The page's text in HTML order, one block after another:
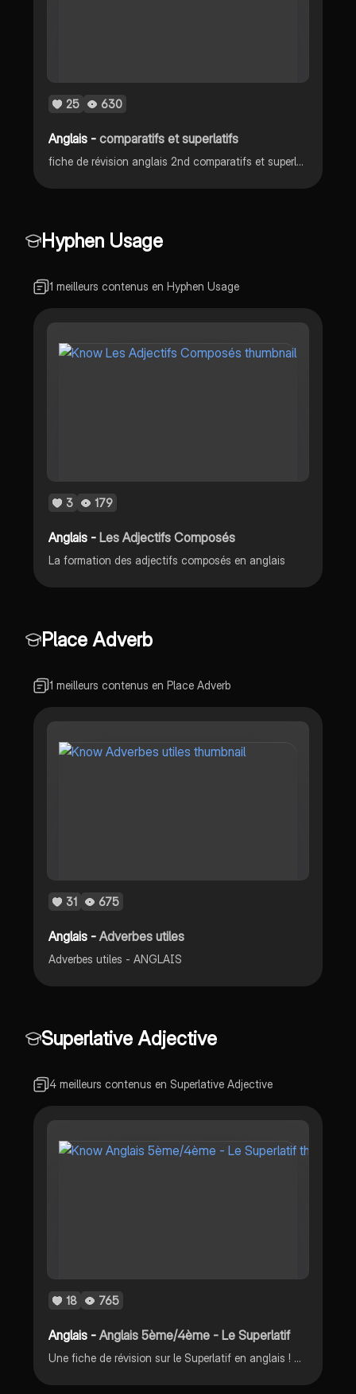
25 630
Anglais -comparatifs et superlatifs
fiche de révision anglais 2nd comparatifs et superlatifs
Hyphen Usage
1 meilleurs contenus en Hyphen Usage
3 179
Anglais -Les Adjectifs Composés
La formation des adjectifs composés en anglais
Place Adverb
1 meilleurs contenus en Place Adverb
31 675
Anglais -Adverbes utiles
Adverbes utiles - ANGLAIS
Superlative Adjective
4 meilleurs contenus en Superlative Adjective
18 765
Anglais -Anglais 5ème/4ème - Le Superlatif
Une fiche de révision sur le Superlatif en anglais ! Avec méthodologie de comment le construire